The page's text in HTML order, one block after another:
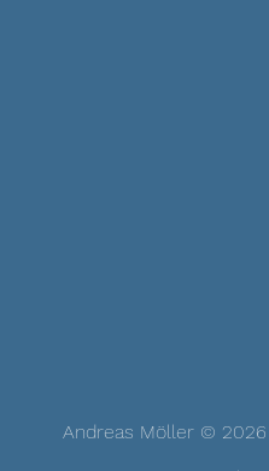
Andreas Möller © 2026